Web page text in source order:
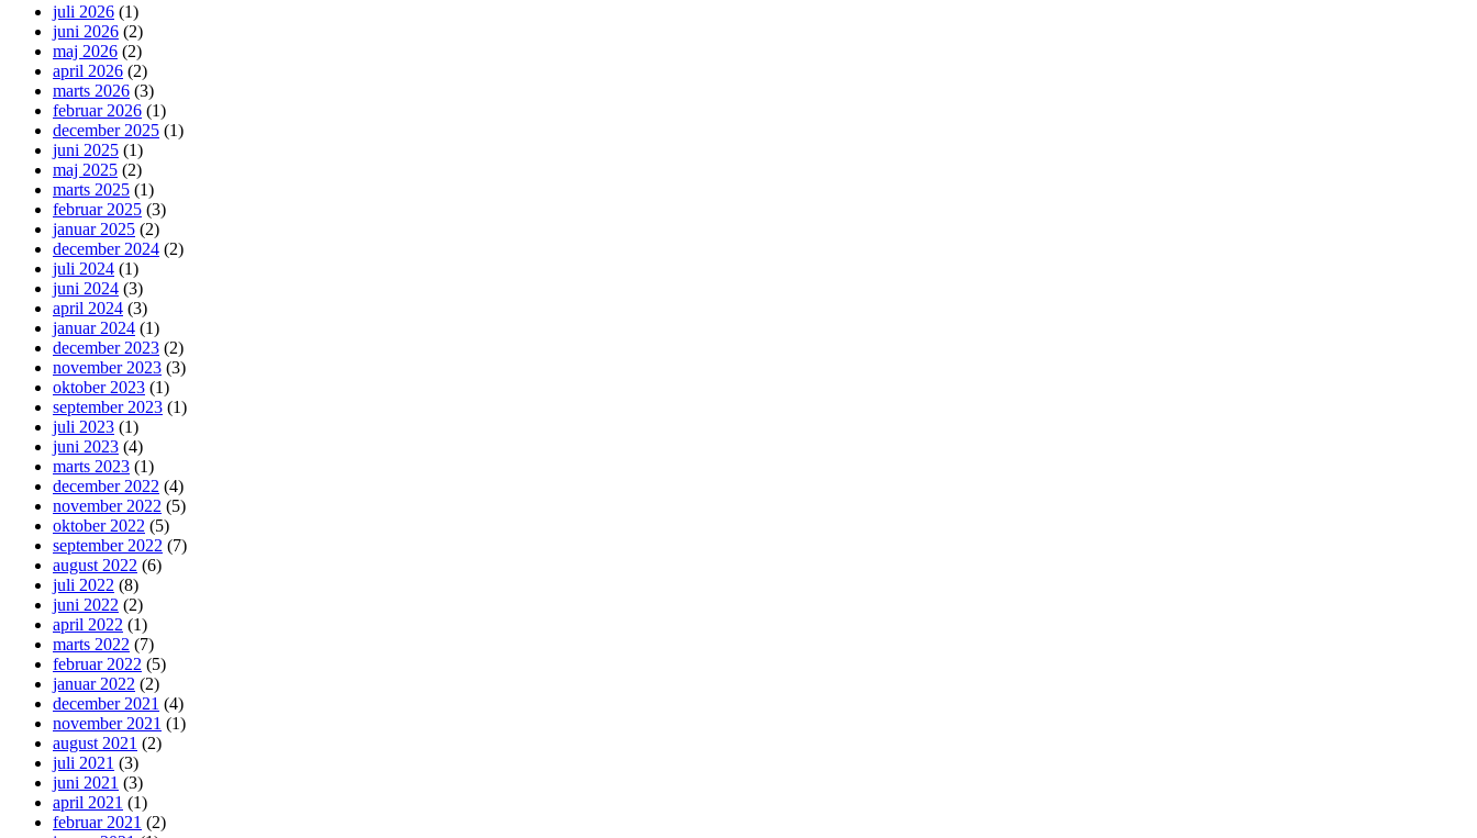
juli 2026 (1)
juni 2026 (2)
maj 2026 (2)
april 2026 (2)
marts 2026 (3)
februar 2026 (1)
december 2025 (1)
juni 2025 (1)
maj 2025 (2)
marts 2025 (1)
februar 2025 (3)
januar 2025 (2)
december 2024 (2)
juli 2024 (1)
juni 2024 (3)
april 2024 (3)
januar 2024 (1)
december 2023 (2)
november 2023 (3)
oktober 2023 (1)
september 2023 (1)
juli 2023 (1)
juni 2023 (4)
marts 2023 (1)
december 2022 (4)
november 2022 (5)
oktober 2022 (5)
september 2022 (7)
august 2022 (6)
juli 2022 (8)
juni 2022 (2)
april 2022 (1)
marts 2022 (7)
februar 2022 (5)
januar 2022 (2)
december 2021 (4)
november 2021 (1)
august 2021 (2)
juli 2021 (3)
juni 2021 (3)
april 2021 (1)
februar 2021 (2)